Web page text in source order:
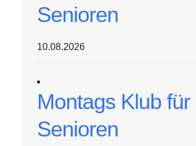
Senioren
10.08.2026
Montags Klub für
Senioren